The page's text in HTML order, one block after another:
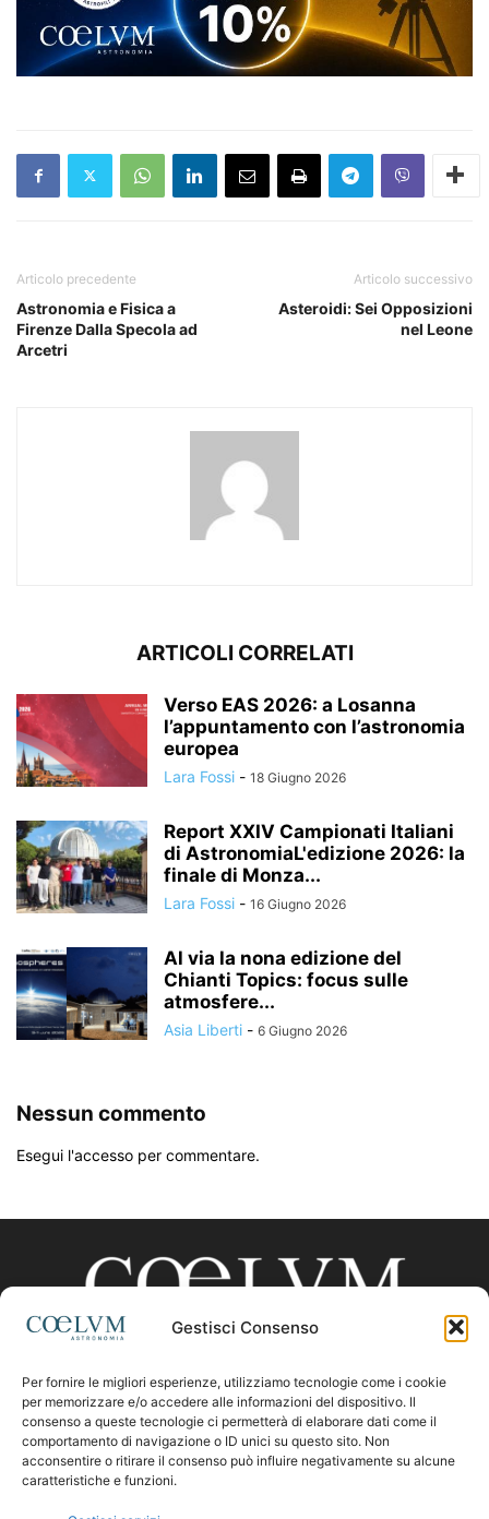
Gestisci Consenso
Per fornire le migliori esperienze, utilizziamo tecnologie come i cookie
per memorizzare e/o accedere alle informazioni del dispositivo. Il
consenso a queste tecnologie ci permetterà di elaborare dati come il
comportamento di navigazione o ID unici su questo sito. Non
acconsentire o ritirare il consenso può influire negativamente su alcune
caratteristiche e funzioni.
Articolo precedente
Astronomia e Fisica a
Firenze Dalla Specola ad
Arcetri
Articolo successivo
Asteroidi: Sei Opposizioni
nel Leone
ARTICOLI CORRELATI
Verso EAS 2026: a Losanna
l’appuntamento con l’astronomia
europea
Lara Fossi - 18 Giugno 2026
Report XXIV Campionati Italiani
di AstronomiaL'edizione 2026: la
finale di Monza...
Lara Fossi - 16 Giugno 2026
Al via la nona edizione del
Chianti Topics: focus sulle
atmosfere...
Asia Liberti - 6 Giugno 2026
Nessun commento
Esegui l'accesso per commentare.
CHI SIAMO
Contattaci:coelumastro@coelum.com